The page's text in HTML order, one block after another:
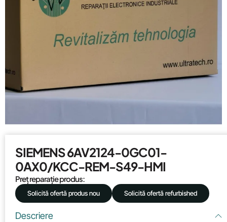
SIEMENS 6AV2124-0GC01-
0AX0/KCC-REM-S49-HMI
Preț reparație produs:
Solicită ofertă produs nou Solicită ofertă refurbished
Descriere